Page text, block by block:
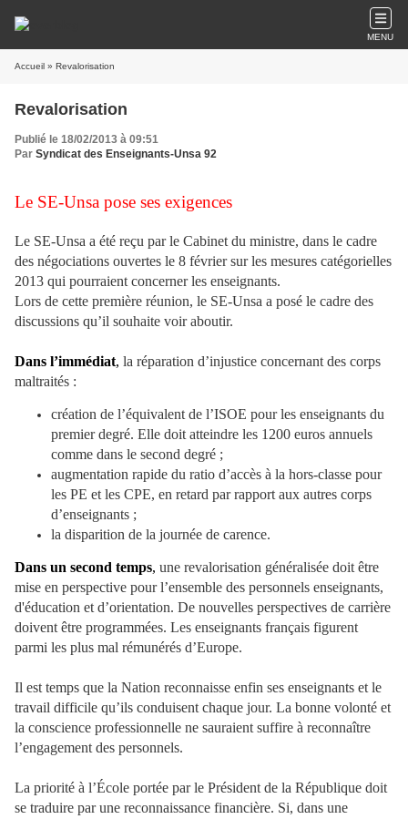
MENU
Accueil » Revalorisation
Revalorisation
Publié le 18/02/2013 à 09:51
Par Syndicat des Enseignants-Unsa 92
Le SE-Unsa pose ses exigences
Le SE-Unsa a été reçu par le Cabinet du ministre, dans le cadre
des négociations ouvertes le 8 février sur les mesures catégorielles
2013 qui pourraient concerner les enseignants.
Lors de cette première réunion, le SE-Unsa a posé le cadre des
discussions qu’il souhaite voir aboutir.
Dans l’immédiat, la réparation d’injustice concernant des corps
maltraités :
création de l’équivalent de l’ISOE pour les enseignants du
premier degré. Elle doit atteindre les 1200 euros annuels
comme dans le second degré ;
augmentation rapide du ratio d’accès à la hors-classe pour
les PE et les CPE, en retard par rapport aux autres corps
d’enseignants ;
la disparition de la journée de carence.
Dans un second temps, une revalorisation généralisée doit être
mise en perspective pour l’ensemble des personnels enseignants,
d'éducation et d’orientation. De nouvelles perspectives de carrière
doivent être programmées. Les enseignants français figurent
parmi les plus mal rémunérés d’Europe.
Il est temps que la Nation reconnaisse enfin ses enseignants et le
travail difficile qu’ils conduisent chaque jour. La bonne volonté et
la conscience professionnelle ne sauraient suffire à reconnaître
l’engagement des personnels.
La priorité à l’École portée par le Président de la République doit
se traduire par une reconnaissance financière. Si, dans une